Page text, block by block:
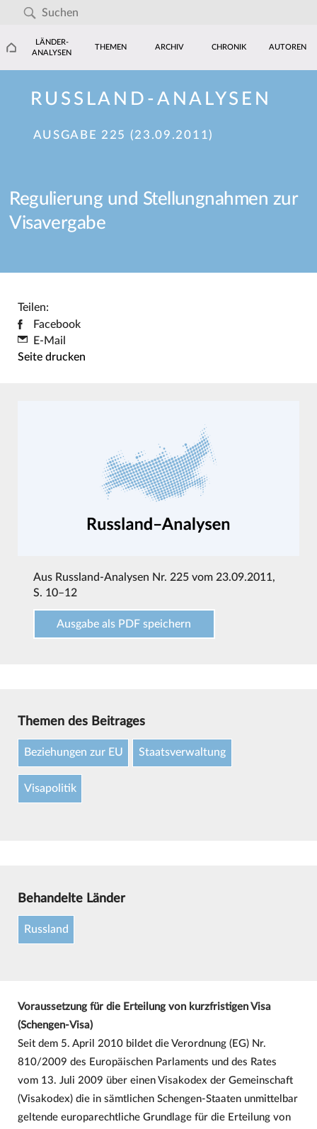
LÄNDER-
ANALYSEN
THEMEN ARCHIV CHRONIK AUTOREN
RUSSLAND-ANALYSEN
AUSGABE 225 (23.09.2011)
Regulierung und Stellungnahmen zur
Visavergabe
Teilen:
Facebook
E-Mail
Seite drucken
Aus Russland-Analysen Nr. 225 vom 23.09.2011,
S. 10–12
Ausgabe als PDF speichern
Themen des Beitrages
Beziehungen zur EU Staatsverwaltung
Visapolitik
Behandelte Länder
Russland
Voraussetzung für die Erteilung von kurzfristigen Visa
(Schengen-Visa)
Seit dem 5. April 2010 bildet die Verordnung (EG) Nr.
810/2009 des Europäischen Parlaments und des Rates
vom 13. Juli 2009 über einen Visakodex der Gemeinschaft
(Visakodex) die in sämtlichen Schengen-Staaten unmittelbar
geltende europarechtliche Grundlage für die Erteilung von